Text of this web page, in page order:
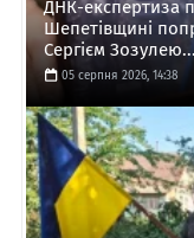
ДНК-експертиза
Шепетівщині
Сергієм
05 серпня 2026, 14:38